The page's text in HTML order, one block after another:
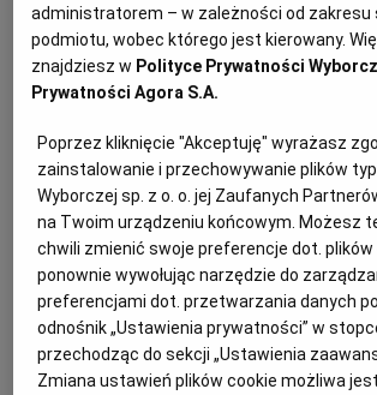
ustawy PZP zamiarem ustawodawcy
dotychczasowej praktyki w zakresie
kryteriów wyboru najkorzystniejszej
zamówień publicznych w zakresie
cena była jedynym kryterium oceny
ofert w ponad 93% postępowań o
zamówienia publicznego
Zamówień Publicznychoraz w
zamówień ogłaszanych w Dzienniku
Wspólnot Europejskich. Zobacz:
kryterium tylko w zamówieniach
administratorem – w zależności od zakresu
podmiotu, wobec którego jest kierowany.
znajdziesz w Polityce Prywatności
Prywatności Agora S.A.
Poprzez kliknięcie "Akceptuję" wyrażasz
zainstalowanie i przechowywanie plików
Wyborczej sp. z o. o. jej Zaufanych
na Twoim urządzeniu końcowym. Możesz
chwili zmienić swoje preferencje dot. plików
ponownie wywołując narzędzie do
preferencjami dot. przetwarzania danych
odnośnik „Ustawienia prywatności” w
przechodząc do sekcji „Ustawienia
Zmiana ustawień plików cookie możliwa